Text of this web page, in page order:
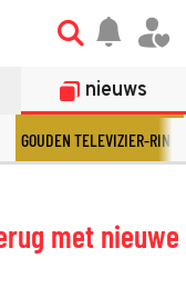
nieuws
GOUDEN TELEVIZIER-RING
met nieuwe